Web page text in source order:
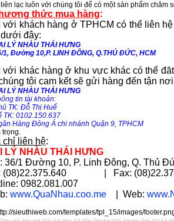
liên lạc luôn với chúng tôi để có một sản phẩm chăm
thức mua hàng:
khách hàng ở TPHCM có thể liên
đây:
LÝ NHÀU THÁI HƯNG
Đường 10,P. LINH ĐÔNG, Q.THỦ ĐỨC, HCM
khác hàng ở khu vực khác có thể
tôi cam kết sẽ gửi hàng đến tận
LÝ NHÀU THÁI HƯNG
tin tài khoản:
TK: Đỗ Thị Huế
0102.150.637
Hàng Đông Á chi nhánh Quận 9, TPHCM
trọng.
liên hệ:
LÝ NHÀU THÁI HƯNG
36/1 Đường 10, P. Linh Đông, Q. Thủ
(08)22.375.640 | Fax:
0982.081.007
www.QuaNhau.coo.me | Web: